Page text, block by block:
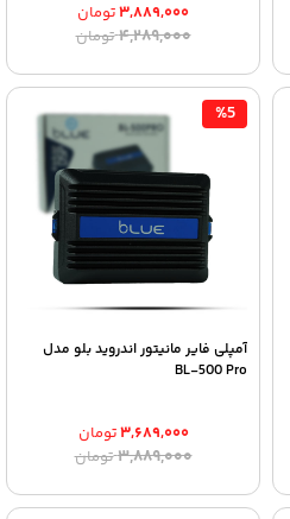
۴,۲۸۹,۰۰۰تومانقیمت
۴,۲۸۹,۰۰۰ تومان
۳,۸۸۹,۰۰۰تومان
قیمت
۳,۸۸۹,۰۰۰ تومان.
%5
آمپلی فایر مانیتور اندروید بلو مدل
BL-500 Pro
۳,۸۸۹,۰۰۰تومانقیمت
۳,۸۸۹,۰۰۰ تومان
۳,۶۸۹,۰۰۰تومان
قیمت
۳,۶۸۹,۰۰۰ تومان.